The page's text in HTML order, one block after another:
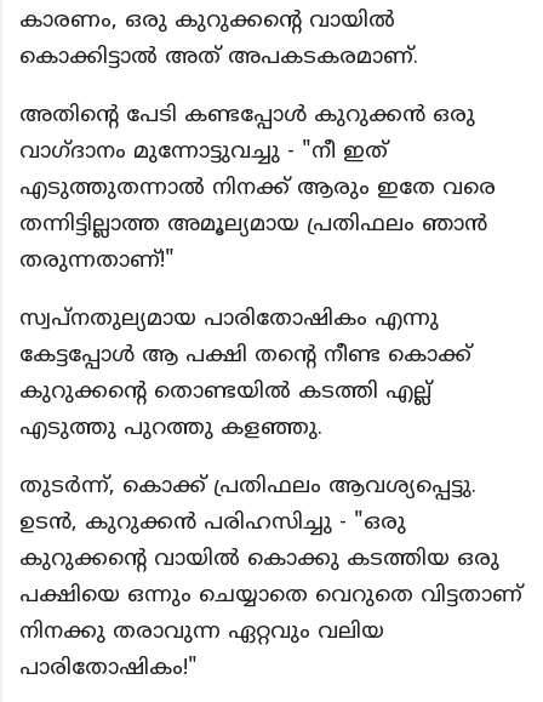
കാരണം, ഒരു കുറുക്കൻ്റെ വായിൽ
കൊക്കിട്ടാൽ അത് അപകടകരമാണ്.
അതിൻ്റെ പേടി കണ്ടപ്പോൾ കുറുക്കൻ ഒരു
വാഗ്ദാനം മുന്നോട്ടുവച്ചു - "നീ ഇത്
എടുത്തുതന്നാൽ നിനക്ക് ആരും ഇതേ വരെ
തന്നിട്ടില്ലാത്ത അമൂല്യമായ പ്രതിഫലം ഞാൻ
തരുന്നതാണ്!"
സ്വപ്നതുല്യമായ പാരിതോഷികം എന്നു
കേട്ടപ്പോൾ ആ പക്ഷി തൻ്റെ നീണ്ട കൊക്ക്
കുറുക്കൻ്റെ തൊണ്ടയിൽ കടത്തി എല്ല്
എടുത്തു പുറത്തു കളഞ്ഞു.
തുടർന്ന്, കൊക്ക് പ്രതിഫലം ആവശ്യപ്പെട്ടു.
ഉടൻ, കുറുക്കൻ പരിഹസിച്ചു - "ഒരു
കുറുക്കൻ്റെ വായിൽ കൊക്കു കടത്തിയ ഒരു
പക്ഷിയെ ഒന്നും ചെയ്യാതെ വെറുതെ വിട്ടതാണ്
നിനക്കു തരാവുന്ന ഏറ്റവും വലിയ
പാരിതോഷികം!"